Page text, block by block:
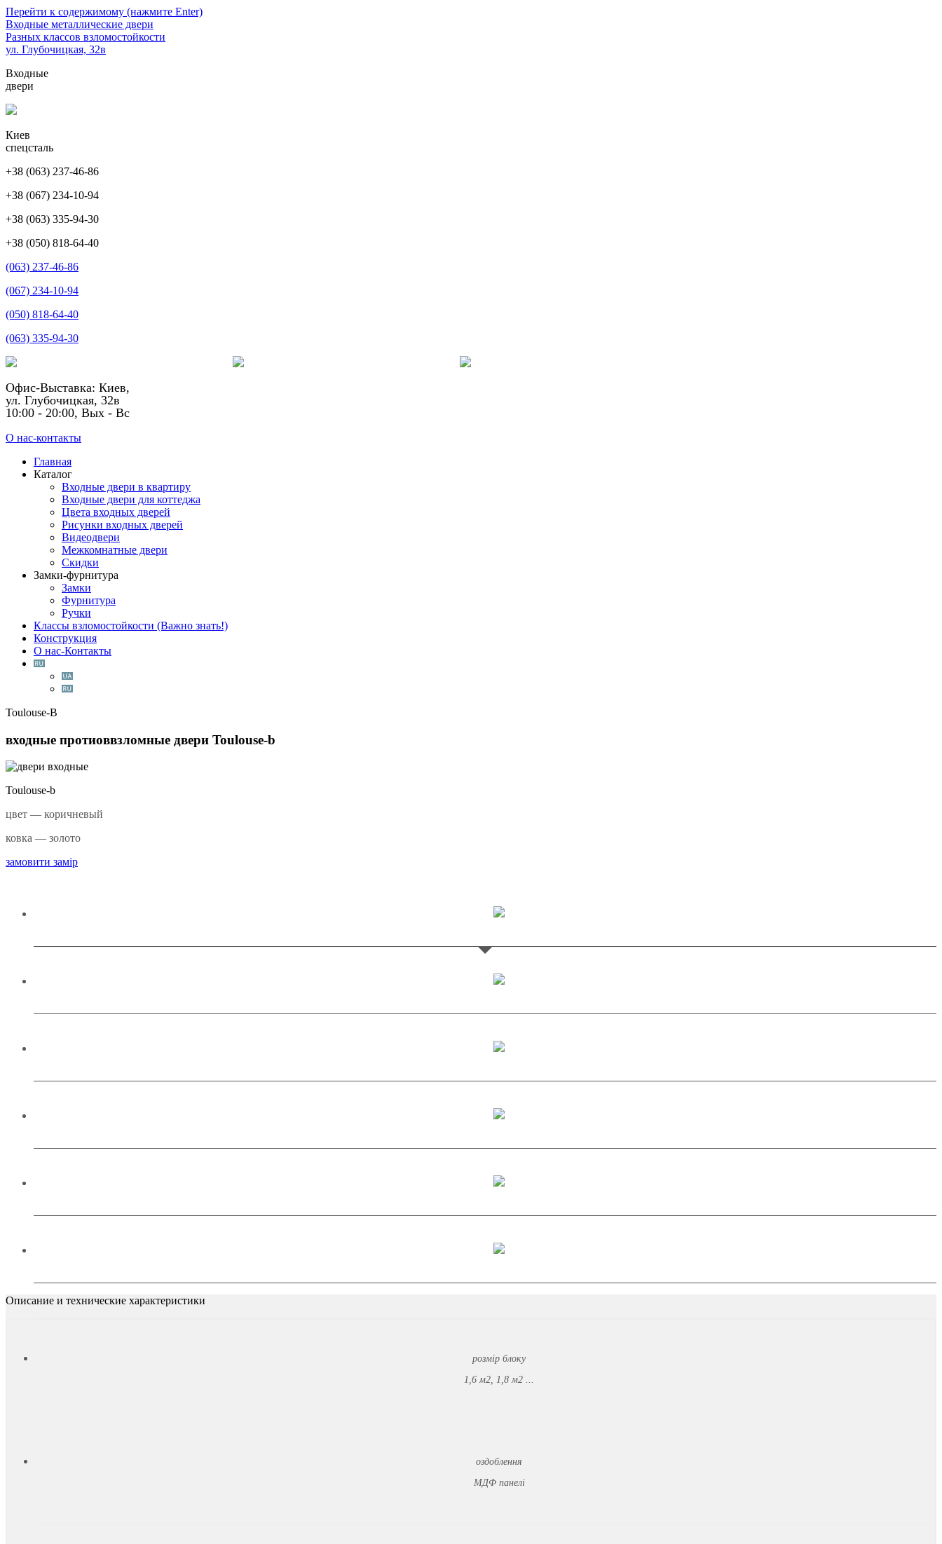
Перейти к содержимому (нажмите Enter)
Входные металлические двери
Разных классов взломостойкости
ул. Глубочицкая, 32в
Входные
двери
Киев
спецсталь
+38 (063) 237-46-86
+38 (067) 234-10-94
+38 (063) 335-94-30
+38 (050) 818-64-40
(063) 237-46-86
(067) 234-10-94
(050) 818-64-40
(063) 335-94-30
Офис-Выставка: Киев,
ул. Глубочицкая, 32в
10:00 - 20:00, Вых - Вс
О нас-контакты
Главная
Каталог
Входные двери в квартиру
Входные двери для коттеджа
Цвета входных дверей
Рисунки входных дверей
Видеодвери
Межкомнатные двери
Скидки
Замки-фурнитура
Замки
Фурнитура
Ручки
Классы взломостойкости (Важно знать!)
Конструкция
О нас-Контакты
Toulouse-B
входные протиоввзломные двери Toulouse-b
Toulouse-b
цвет — коричневый
ковка — золото
замовити замір
Описание и технические характеристики
розмір блоку
1,6 м2, 1,8 м2 ...
оздоблення
МДФ панелі